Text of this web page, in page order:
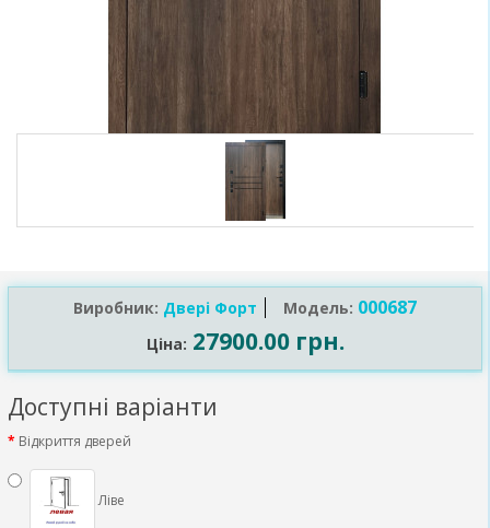
Виробник: Двері Форт Модель: 000687
Ціна: 27900.00 грн.
Доступні варіанти
Відкриття дверей
Ліве